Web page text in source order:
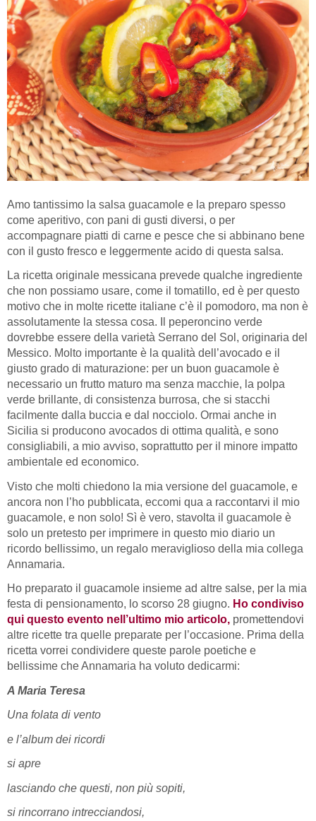
Amo tantissimo la salsa guacamole e la preparo spesso
come aperitivo, con pani di gusti diversi, o per
accompagnare piatti di carne e pesce che si abbinano bene
con il gusto fresco e leggermente acido di questa salsa.
La ricetta originale messicana prevede qualche ingrediente
che non possiamo usare, come il tomatillo, ed è per questo
motivo che in molte ricette italiane c’è il pomodoro, ma non è
assolutamente la stessa cosa. Il peperoncino verde
dovrebbe essere della varietà Serrano del Sol, originaria del
Messico. Molto importante è la qualità dell’avocado e il
giusto grado di maturazione: per un buon guacamole è
necessario un frutto maturo ma senza macchie, la polpa
verde brillante, di consistenza burrosa, che si stacchi
facilmente dalla buccia e dal nocciolo. Ormai anche in
Sicilia si producono avocados di ottima qualità, e sono
consigliabili, a mio avviso, soprattutto per il minore impatto
ambientale ed economico.
Visto che molti chiedono la mia versione del guacamole, e
ancora non l’ho pubblicata, eccomi qua a raccontarvi il mio
guacamole, e non solo! Sì è vero, stavolta il guacamole è
solo un pretesto per imprimere in questo mio diario un
ricordo bellissimo, un regalo meraviglioso della mia collega
Annamaria.
Ho preparato il guacamole insieme ad altre salse, per la mia
festa di pensionamento, lo scorso 28 giugno. Ho condiviso
qui questo evento nell’ultimo mio articolo, promettendovi
altre ricette tra quelle preparate per l’occasione. Prima della
ricetta vorrei condividere queste parole poetiche e
bellissime che Annamaria ha voluto dedicarmi:
A Maria Teresa
Una folata di vento
e l’album dei ricordi
si apre
lasciando che questi, non più sopiti,
si rincorrano intrecciandosi,